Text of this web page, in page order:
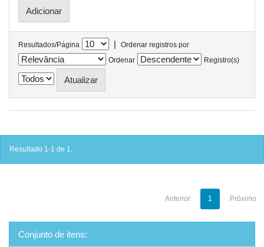
Resultados/Página |
Ordenar registros por
Ordenar
Registro(s)
Resultado 1-1 de 1.
Anterior 1 Próximo
Conjunto de itens: